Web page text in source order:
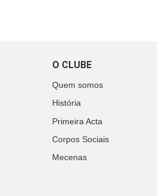
O CLUBE
Quem somos
História
Primeira Acta
Corpos Sociais
Mecenas